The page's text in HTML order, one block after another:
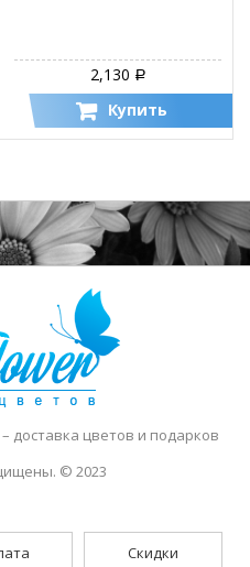
2,130 Р
Купить
– доставка цветов и подарков
© 2023
Скидки